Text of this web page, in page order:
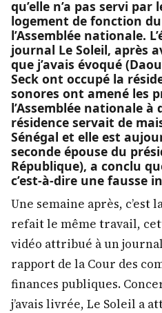
qu’elle n’a pas servi par
logement de fonction
l’Assemblée nationale.
journal Le Soleil, après
que j’avais évoqué
Seck ont occupé la
sonores ont amené les
l’Assemblée nationale à
résidence servait de
Sénégal et elle est
seconde épouse du
République), a conclu
c’est-à-dire une fausse
Une semaine après, c’est
refait le même travail,
vidéo attribué à un
rapport de la Cour des
finances publiques.
j’avais livrée, Le Soleil a